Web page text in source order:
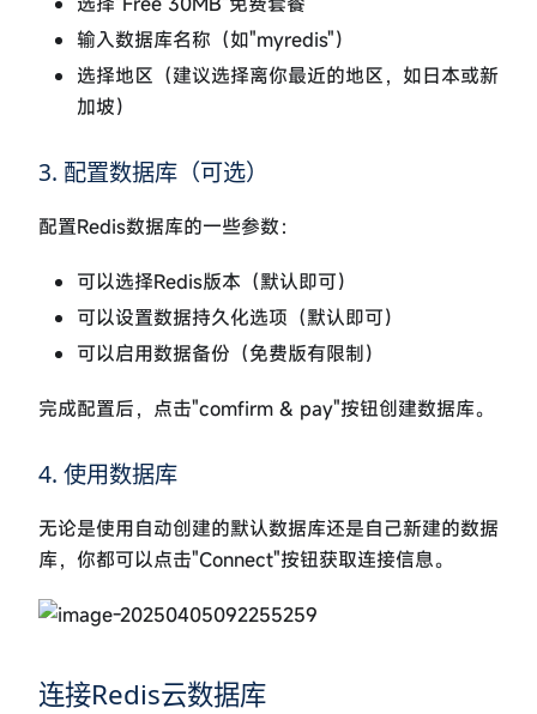
输入数据库名称（如"myredis"）
选择地区（建议选择离你最近的地区，如日本或新
加坡）
3. 配置数据库（可选）
配置Redis数据库的一些参数：
可以选择Redis版本（默认即可）
可以设置数据持久化选项（默认即可）
可以启用数据备份（免费版有限制）
完成配置后，点击"comfirm & pay"按钮创建数据库。
4. 使用数据库
无论是使用自动创建的默认数据库还是自己新建的数据
库，你都可以点击"Connect"按钮获取连接信息。
连接Redis云数据库